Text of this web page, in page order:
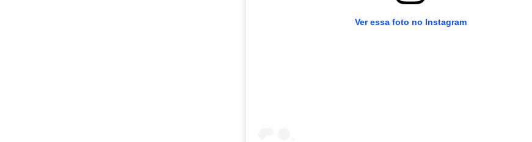
Ver essa foto no Instagram